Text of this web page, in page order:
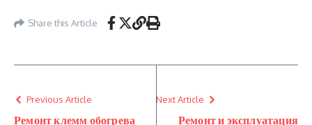
Share this Article
Previous Article
Ремонт клемм обогрева
Next Article
Ремонт и эксплуатация